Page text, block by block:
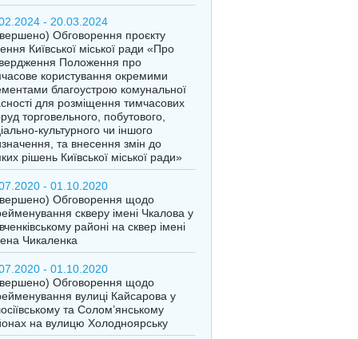
- 20.03.2024
Обговорення проєкту
Київської міської ради «Про
Положення про
користування окремими
благоустрою комунальної
для розміщення тимчасових
торговельного, побутового,
культурного чи іншого
та внесення змін до
рішень Київської міської ради»
- 01.10.2020
Обговорення щодо
скверу імені Чкалова у
районі на сквер імені
Чикаленка
- 01.10.2020
Обговорення щодо
вулиці Кайсарова у
та Солом’янському
на вулицю Холодноярську